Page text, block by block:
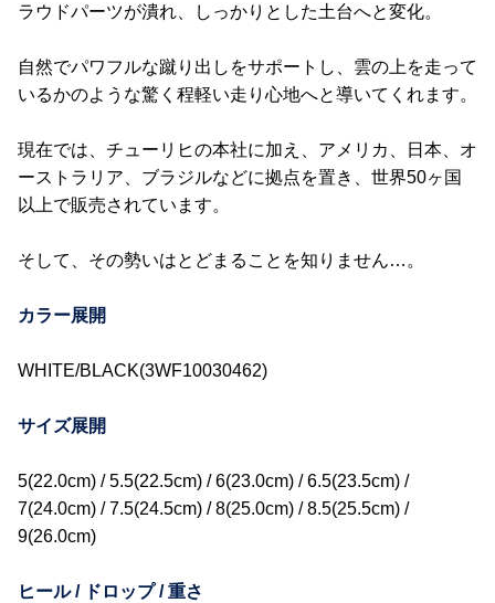
ラウドパーツが潰れ、しっかりとした土台へと変化。
自然でパワフルな蹴り出しをサポートし、雲の上を走って
いるかのような驚く程軽い走り心地へと導いてくれます。
現在では、チューリヒの本社に加え、アメリカ、日本、オ
ーストラリア、ブラジルなどに拠点を置き、世界50ヶ国
以上で販売されています。
そして、その勢いはとどまることを知りません…。
カラー展開
WHITE/BLACK(3WF10030462)
サイズ展開
5(22.0cm) / 5.5(22.5cm) / 6(23.0cm) / 6.5(23.5cm) /
7(24.0cm) / 7.5(24.5cm) / 8(25.0cm) / 8.5(25.5cm) /
9(26.0cm)
ヒール / ドロップ / 重さ